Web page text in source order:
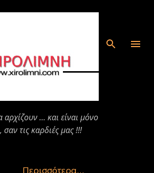
στο κύριο περιεχόμενο
... και είναι μόνο
τις καρδιές μας !!!
Περισσότερα…